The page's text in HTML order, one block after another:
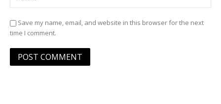
Save my name, email, and website in this browser for the next
time I comment.